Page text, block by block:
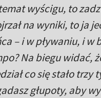
wyścigu, to
na wyniki, to ja
– i w pływaniu, i w
Na biegu widać,
co się stało
głupoty, aby